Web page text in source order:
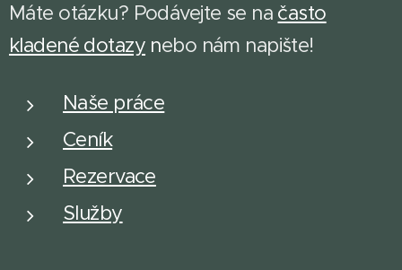
Máte otázku? Podávejte se na často
kladené dotazy nebo nám napište!
Naše práce
Ceník
Rezervace
Služby